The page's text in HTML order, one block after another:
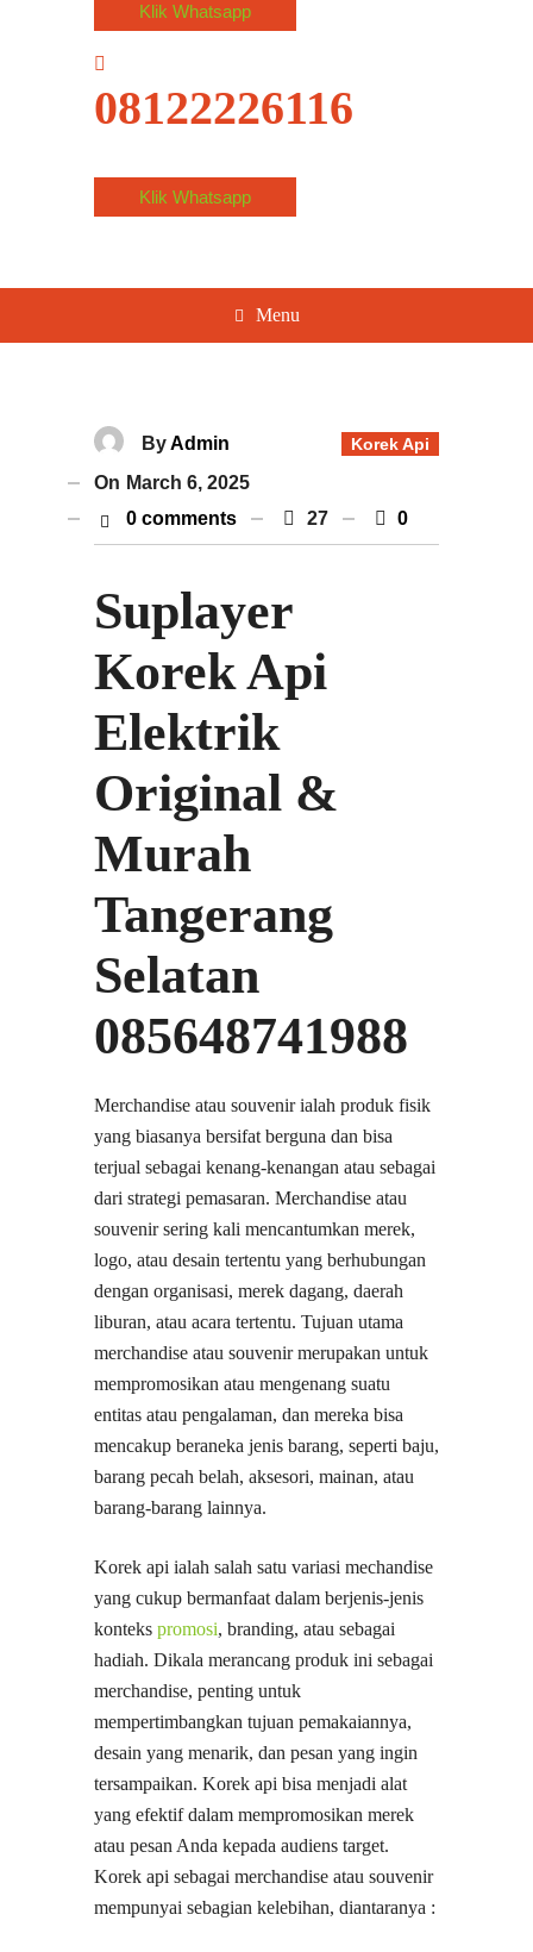
Klik Whatsapp
08122226116
Klik Whatsapp
Menu
Korek Api
ByAdmin
On March 6, 2025
0 comments
27 0
Suplayer
Korek Api
Elektrik
Original &
Murah
Tangerang
Selatan
085648741988
Merchandise atau souvenir ialah produk fisik
yang biasanya bersifat berguna dan bisa
terjual sebagai kenang-kenangan atau sebagai
dari strategi pemasaran. Merchandise atau
souvenir sering kali mencantumkan merek,
logo, atau desain tertentu yang berhubungan
dengan organisasi, merek dagang, daerah
liburan, atau acara tertentu. Tujuan utama
merchandise atau souvenir merupakan untuk
mempromosikan atau mengenang suatu
entitas atau pengalaman, dan mereka bisa
mencakup beraneka jenis barang, seperti baju,
barang pecah belah, aksesori, mainan, atau
barang-barang lainnya.
Korek api ialah salah satu variasi mechandise
yang cukup bermanfaat dalam berjenis-jenis
konteks promosi, branding, atau sebagai
hadiah. Dikala merancang produk ini sebagai
merchandise, penting untuk
mempertimbangkan tujuan pemakaiannya,
desain yang menarik, dan pesan yang ingin
tersampaikan. Korek api bisa menjadi alat
yang efektif dalam mempromosikan merek
atau pesan Anda kepada audiens target.
Korek api sebagai merchandise atau souvenir
mempunyai sebagian kelebihan, diantaranya :